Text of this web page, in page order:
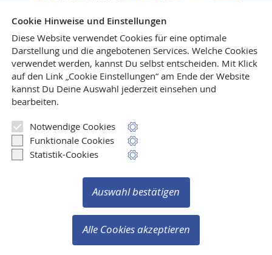
Wer immer schon mal wissen wollte, wie Bücher
gesetzt, gedruckt und gebunden werden, ist
herzlich eingeladen, uns in unseren Verlags- und
Mehr lesen
Vertrag widerrufen
Copyright © 2003-2026 Verlag Ralf Liebe
Cookie Hinweise und Einstellungen
Diese Website verwendet Cookies für eine optimale
Darstellung und die angebotenen Services. Welche Cookies
verwendet werden, kannst Du selbst entscheiden. Mit Klick
auf den Link „Cookie Einstellungen“ am Ende der Website
kannst Du Deine Auswahl jederzeit einsehen und
bearbeiten.
Notwendige Cookies
Funktionale Cookies
Statistik-Cookies
Auswahl bestätigen
Alle Cookies akzeptieren